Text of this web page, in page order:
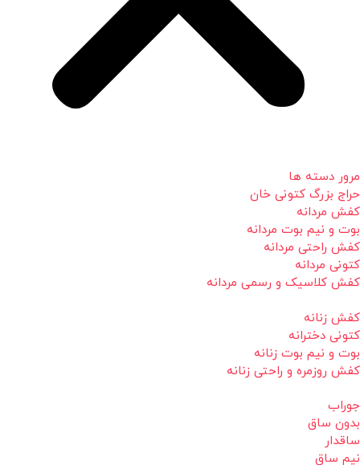
مرور دسته ها
حراج بزرگ کتونی خان
کفش مردانه
بوت و نیم بوت مردانه
کفش راحتی مردانه
کتونی مردانه
کفش کلاسیک و رسمی مردانه
کفش زنانه
کتونی دخترانه
بوت و نیم بوت زنانه
کفش روزمره و راحتی زنانه
جوراب
بدون ساق
ساقدار
نیم ساق